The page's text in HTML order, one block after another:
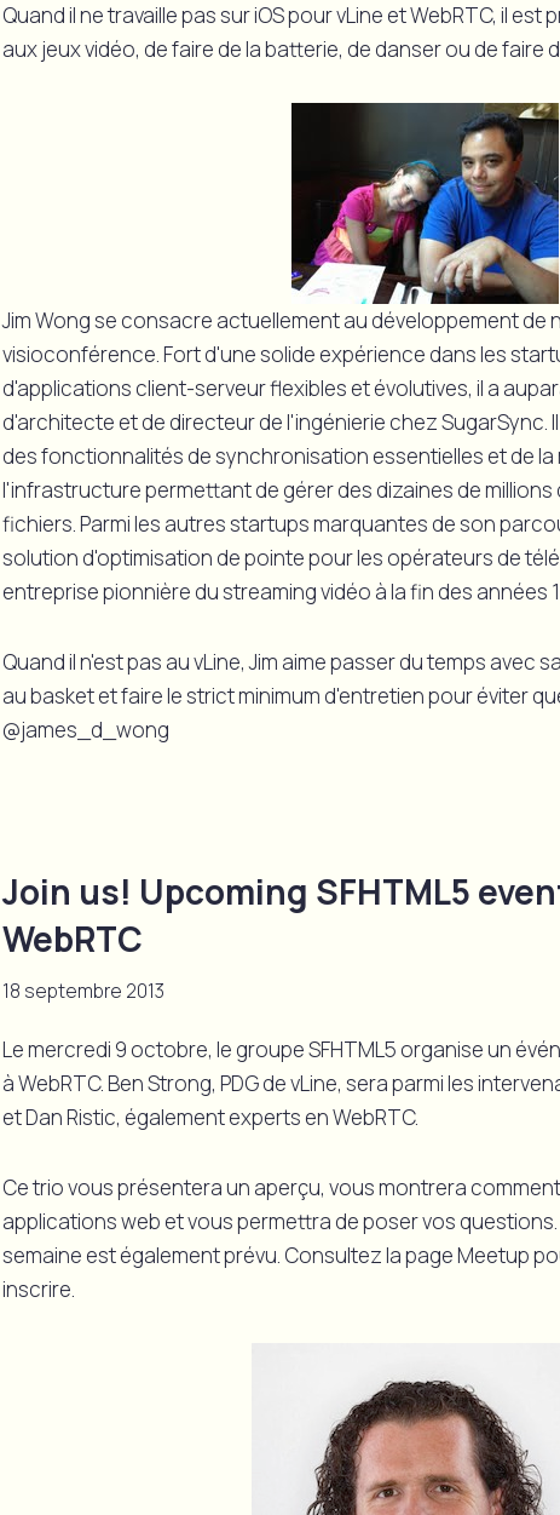
Quand il ne travaille pas sur iOS pour vLine et WebRTC, il
aux jeux vidéo, de faire de la batterie, de danser ou de faire
Jim Wong se consacre actuellement au développement de
visioconférence. Fort d'une solide expérience dans les
d'applications client-serveur flexibles et évolutives, il a
d'architecte et de directeur de l'ingénierie chez SugarSync.
des fonctionnalités de synchronisation essentielles et de la
l'infrastructure permettant de gérer des dizaines de millions
fichiers. Parmi les autres startups marquantes de son
solution d'optimisation de pointe pour les opérateurs de
entreprise pionnière du streaming vidéo à la fin des années
Quand il n'est pas au vLine, Jim aime passer du temps avec
au basket et faire le strict minimum d'entretien pour éviter
@james_d_wong
Join us! Upcoming SFHTML5
WebRTC
18 septembre 2013
Le mercredi 9 octobre, le groupe SFHTML5 organise un
à WebRTC. Ben Strong, PDG de vLine, sera parmi les
et Dan Ristic, également experts en WebRTC.
Ce trio vous présentera un aperçu, vous montrera
applications web et vous permettra de poser vos
semaine est également prévu. Consultez la page Meetup
inscrire.